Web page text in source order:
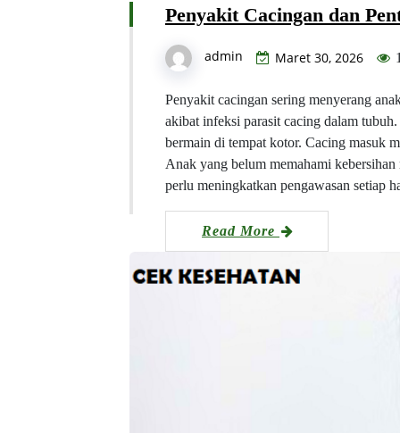
Penyakit Cacingan dan
admin Maret 30, 2026
Penyakit cacingan sering menyerang
akibat infeksi parasit cacing dalam
bermain di tempat kotor. Cacing masuk
Anak yang belum memahami
perlu meningkatkan pengawasan setiap
Read More